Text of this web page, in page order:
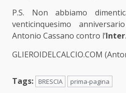
P.S. Non abbiamo
venticinquesimo
Antonio Cassano contro l’Inter.
GLIEROIDELCALCIO.COM
Tags: BRESCIA prima-pagina